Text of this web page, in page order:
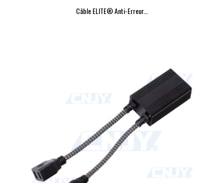
Câble ELITE® Anti-Erreur...